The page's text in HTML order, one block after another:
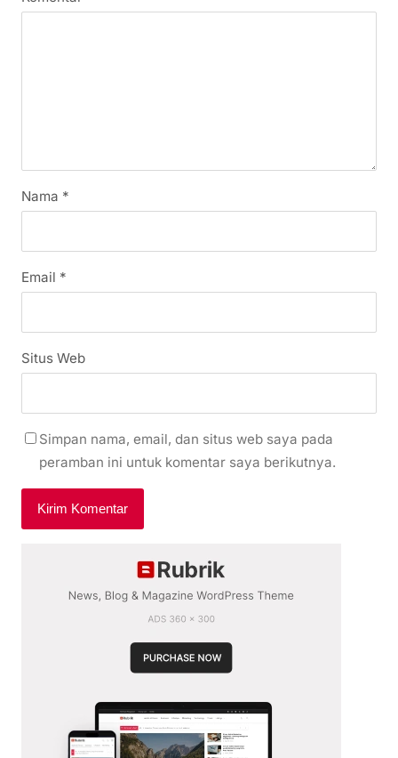
Nama *
Email *
Situs Web
Simpan nama, email, dan situs web saya pada
peramban ini untuk komentar saya berikutnya.